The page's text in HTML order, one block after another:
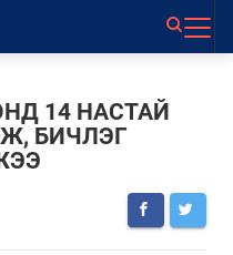
14 НАСТАЙ
БИЧЛЭГ